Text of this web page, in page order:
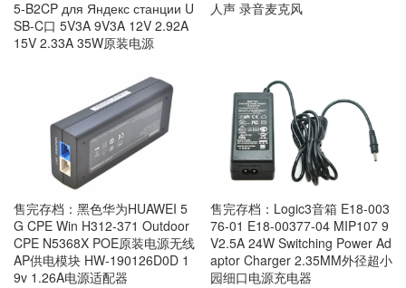
5-B2CP для Яндекс станции U
SB-C口 5V3A 9V3A 12V 2.92A
15V 2.33A 35W原装电源
人声 录音麦克风
售完存档：黑色华为HUAWEI 5
G CPE Win H312-371 Outdoor
CPE N5368X POE原装电源无线
AP供电模块 HW-190126D0D 1
9v 1.26A电源适配器
售完存档：Logic3音箱 E18-003
76-01 E18-00377-04 MIP107 9
V2.5A 24W Switching Power Ad
aptor Charger 2.35MM外径超小
园细口电源充电器